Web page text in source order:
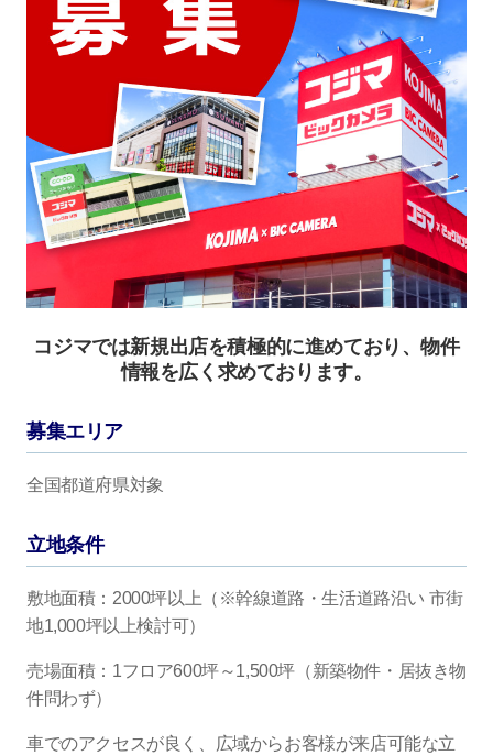
コジマでは新規出店を積極的に進めており、物件
情報を広く求めております。
募集エリア
全国都道府県対象
立地条件
敷地面積：2000坪以上（※幹線道路・生活道路沿い 市街
地1,000坪以上検討可）
売場面積：1フロア600坪～1,500坪（新築物件・居抜き物
件問わず）
車でのアクセスが良く、広域からお客様が来店可能な立